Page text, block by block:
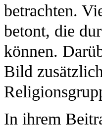
betrachten.
betont, die
können.
Bild
In ihrem